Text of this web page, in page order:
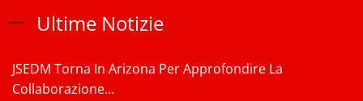
Ultime Notizie
JSEDM Torna In Arizona Per Approfondire La
Collaborazione...